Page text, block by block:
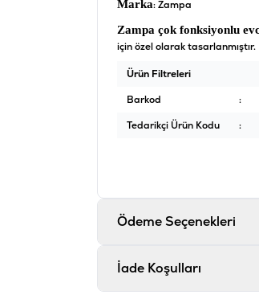
Marka: Zampa
Zampa çok fonksiyonlu
için özel olarak tasarlanmıştır.
Ürün Filtreleri
Barkod
:
Tedarikçi Ürün Kodu
:
Ödeme Seçenekleri
İade Koşulları